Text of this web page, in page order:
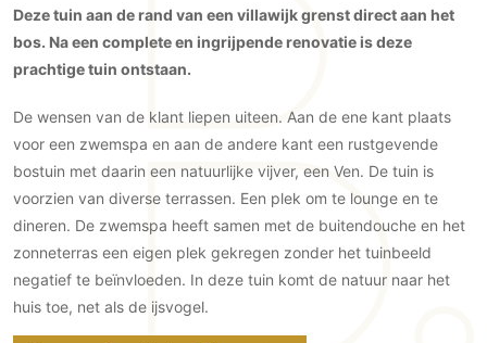
Interieurbouw
Trappen
Keuken
Keukens
Keukenbladen
Keukenaccessoires
Keukenkranen
Ramen en deuren
Overig
Autolift
3D visualisaties
Gevel
Gevelbekleding
Gevelstenen
Vloer
Buitenvloeren
Houten buitenvloeren
Natuursteen en keramiek
buitenvloeren
Vlonders
Zonwering
Zonwering buiten
Woonkamer
Buitenkijken
Villa
Zwembad
Zakelijk
Horeca
Deze tuin aan de rand van een villawijk grenst direct aan het
bos. Na een complete en ingrijpende renovatie is deze
prachtige tuin ontstaan.
De wensen van de klant liepen uiteen. Aan de ene kant plaats
voor een zwemspa en aan de andere kant een rustgevende
bostuin met daarin een natuurlijke vijver, een Ven. De tuin is
voorzien van diverse terrassen. Een plek om te lounge en te
dineren. De zwemspa heeft samen met de buitendouche en het
zonneterras een eigen plek gekregen zonder het tuinbeeld
negatief te beïnvloeden. In deze tuin komt de natuur naar het
huis toe, net als de ijsvogel.